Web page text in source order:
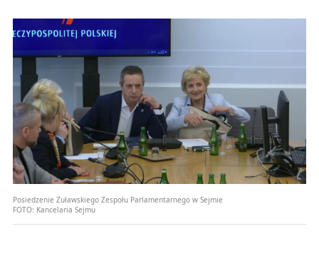
Posiedzenie Żuławskiego Zespołu Parlamentarnego w Sejmie
FOTO: Kancelaria Sejmu